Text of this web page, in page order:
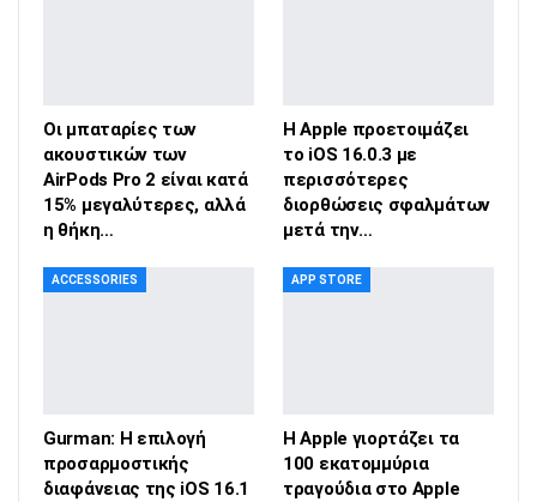
Οι μπαταρίες των
ακουστικών των
AirPods Pro 2 είναι κατά
15% μεγαλύτερες, αλλά
η θήκη…
Η Apple προετοιμάζει
το iOS 16.0.3 με
περισσότερες
διορθώσεις σφαλμάτων
μετά την…
ACCESSORIES
Gurman: Η επιλογή
προσαρμοστικής
διαφάνειας της iOS 16.1
APP STORE
Η Apple γιορτάζει τα
100 εκατομμύρια
τραγούδια στο Apple